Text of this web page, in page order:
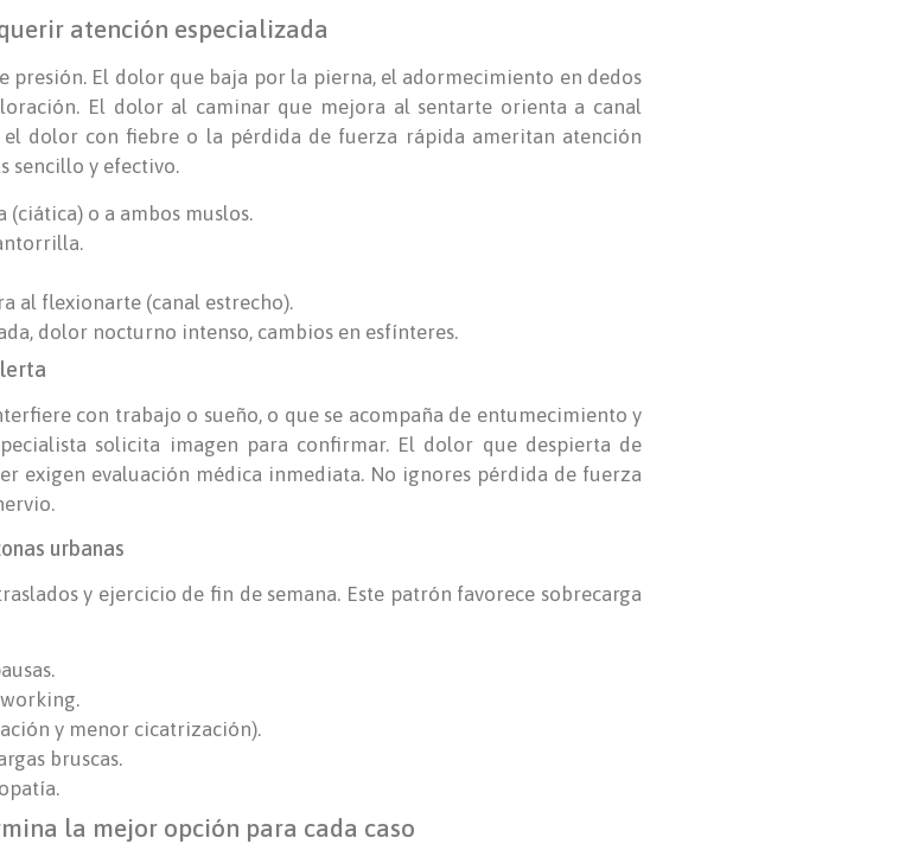
atención especializada
presión. El dolor que baja por la pierna, el adormecimiento en dedos
El dolor al caminar que mejora al sentarte orienta a canal
dolor con fiebre o la pérdida de fuerza rápida ameritan atención
sencillo y efectivo.
o a ambos muslos.
al flexionarte (canal estrecho).
dolor nocturno intenso, cambios en esfínteres.
con trabajo o sueño, o que se acompaña de entumecimiento y
solicita imagen para confirmar. El dolor que despierta de
exigen evaluación médica inmediata. No ignores pérdida de fuerza
urbanas
y ejercicio de fin de semana. Este patrón favorece sobrecarga
y menor cicatrización).
bruscas.
la mejor opción para cada caso